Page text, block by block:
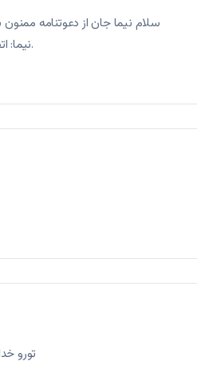
سلام نیما جان از دعوتنامه ممنون
نیما: اتفاقی نیفتاده. هیچ اتفاقی هم بد نیست در کل.
تورو